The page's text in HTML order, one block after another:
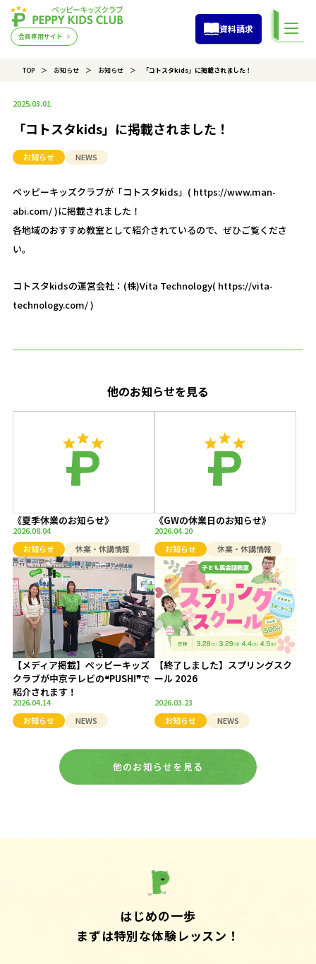
会員専用サイト
資料請求
TOP お知らせ お知らせ 「コトスタkids」に掲載されました！
2025.03.01
「コトスタkids」に掲載されました！
お知らせ NEWS
ペッピーキッズクラブが「コトスタkids」( https://www.man-
abi.com/)に掲載されました！
各地域のおすすめ教室として紹介されているので、ぜひご覧くださ
い。
コトスタkidsの運営会社：(株)Vita Technology( https://vita-
technology.com/)
他のお知らせを見る
《夏季休業のお知らせ》
2026.08.04
お知らせ
休業・休講情報
《GWの休業日のお知らせ》
2026.04.20
お知らせ
休業・休講情報
【メディア掲載】ペッピーキッズ
クラブが中京テレビの❝PUSH!❞で
紹介されます！
2026.04.14
お知らせ
NEWS
【終了しました】スプリングスク
ール 2026
2026.03.23
お知らせ
NEWS
他のお知らせを見る
はじめの一歩
まずは特別な体験レッスン！